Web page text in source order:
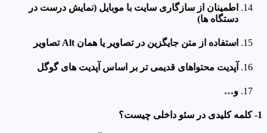
اطمینان از سازگاری سایت با موبایل (نمایش درست در
دستگاه ها)
استفاده از متن جایگزین در تصاویر یا همان Alt تصاویر
آپدیت محتواهای قدیمی تر بر اساس آپدیت های گوگل
و…
1- کلمه کلیدی در سئو داخلی چیست؟